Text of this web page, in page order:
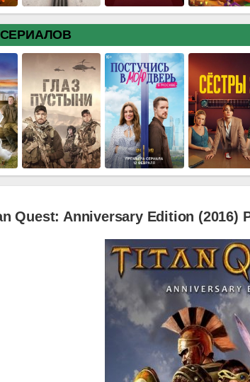
Quest: Anniversary Edition (2016)